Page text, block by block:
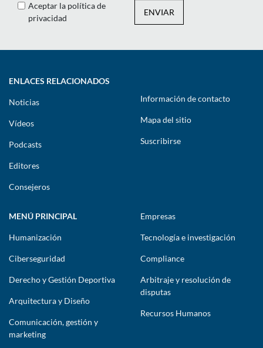
Aceptar la política de
privacidad
ENVIAR
ENLACES RELACIONADOS
Noticias
Vídeos
Podcasts
Editores
Consejeros
Información de contacto
Mapa del sitio
Suscribirse
MENÚ PRINCIPAL
Humanización
Ciberseguridad
Derecho y Gestión Deportiva
Arquitectura y Diseño
Comunicación, gestión y
marketing
Empresas
Tecnología e investigación
Compliance
Arbitraje y resolución de
disputas
Recursos Humanos